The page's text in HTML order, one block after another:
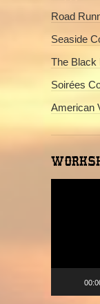
Road
Seaside
The Black
Soirées
American